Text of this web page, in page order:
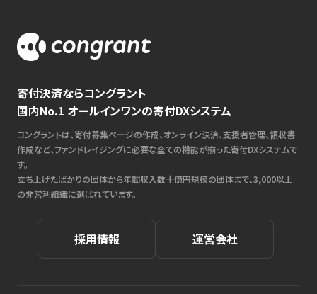
寄付決済ならコングラント
国内No.1 オールインワンの寄付DXシステム
コングラントは、寄付募集ページの作成、オンライン決済、支援者管理、領収書
作成など、ファンドレイジングに必要な全ての機能が揃った寄付DXシステムで
す。
立ち上げたばかりの団体から年間収入数十億円規模の団体まで、3,000以上
の非営利組織に選ばれています。
採用情報 運営会社